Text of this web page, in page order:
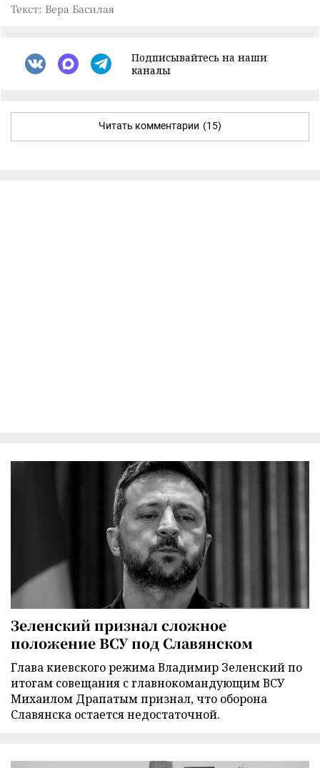
Текст: Вера Басилая
Подписывайтесь на наши
каналы
Читать комментарии (15)
Зеленский признал сложное
положение ВСУ под Славянском
Глава киевского режима Владимир Зеленский по
итогам совещания с главнокомандующим ВСУ
Михаилом Драпатым признал, что оборона
Славянска остается недостаточной.